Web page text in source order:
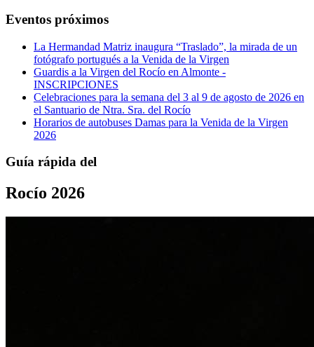
Eventos próximos
La Hermandad Matriz inaugura “Traslado”, la mirada de un
fotógrafo portugués a la Venida de la Virgen
Guardis a la Virgen del Rocío en Almonte -
INSCRIPCIONES
Celebraciones para la semana del 3 al 9 de agosto de 2026 en
el Santuario de Ntra. Sra. del Rocío
Horarios de autobuses Damas para la Venida de la Virgen
2026
Guía rápida del
Rocío 2026